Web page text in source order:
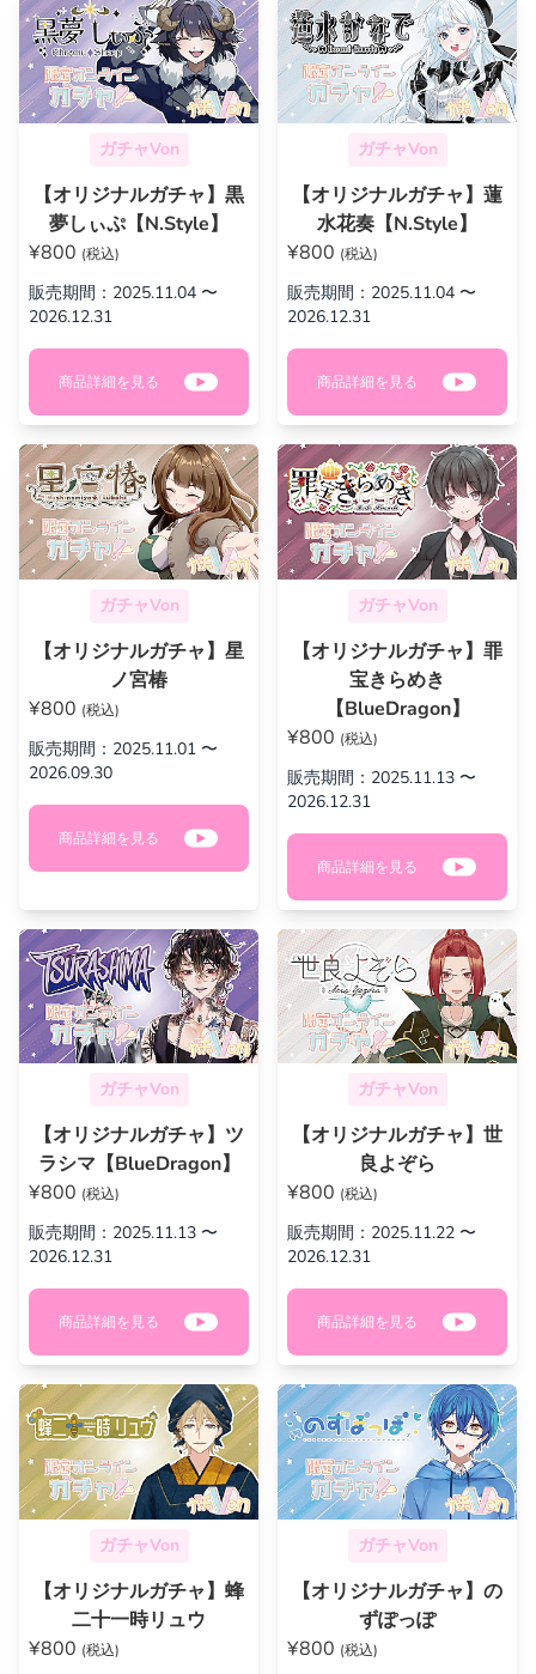
ガチャVon
【オリジナルガチャ】黒
夢しぃぷ【N.Style】
¥800 (税込)
販売期間：2025.11.04 〜
2026.12.31
商品詳細を見る
ガチャVon
【オリジナルガチャ】蓮
水花奏【N.Style】
¥800 (税込)
販売期間：2025.11.04 〜
2026.12.31
商品詳細を見る
ガチャVon
【オリジナルガチャ】星
ノ宮椿
¥800 (税込)
販売期間：2025.11.01 〜
2026.09.30
商品詳細を見る
ガチャVon
【オリジナルガチャ】罪
宝きらめき
【BlueDragon】
¥800 (税込)
販売期間：2025.11.13 〜
2026.12.31
商品詳細を見る
ガチャVon
【オリジナルガチャ】ツ
ラシマ【BlueDragon】
¥800 (税込)
販売期間：2025.11.13 〜
2026.12.31
商品詳細を見る
ガチャVon
【オリジナルガチャ】世
良よぞら
¥800 (税込)
販売期間：2025.11.22 〜
2026.12.31
商品詳細を見る
ガチャVon
【オリジナルガチャ】蜂
二十一時リュウ
¥800 (税込)
ガチャVon
【オリジナルガチャ】の
ずぽっぽ
¥800 (税込)